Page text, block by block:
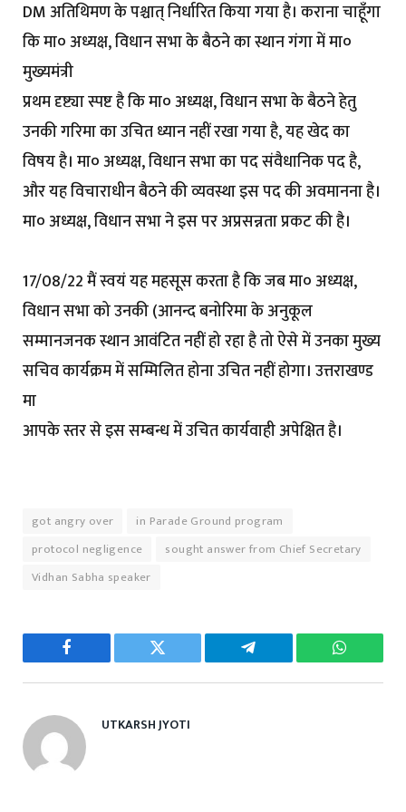
DM अतिथिमण के पश्चात् निर्धारित किया गया है। कराना चाहूँगा
कि मा० अध्यक्ष, विधान सभा के बैठने का स्थान गंगा में मा०
मुख्यमंत्री
प्रथम दृष्ट्या स्पष्ट है कि मा० अध्यक्ष, विधान सभा के बैठने हेतु
उनकी गरिमा का उचित ध्यान नहीं रखा गया है, यह खेद का
विषय है। मा० अध्यक्ष, विधान सभा का पद संवैधानिक पद है,
और यह विचाराधीन बैठने की व्यवस्था इस पद की अवमानना है।
मा० अध्यक्ष, विधान सभा ने इस पर अप्रसन्नता प्रकट की है।
17/08/22 मैं स्वयं यह महसूस करता है कि जब मा० अध्यक्ष,
विधान सभा को उनकी (आनन्द बनोरिमा के अनुकूल
सम्मानजनक स्थान आवंटित नहीं हो रहा है तो ऐसे में उनका मुख्य
सचिव कार्यक्रम में सम्मिलित होना उचित नहीं होगा। उत्तराखण्ड
मा
आपके स्तर से इस सम्बन्ध में उचित कार्यवाही अपेक्षित है।
got angry over
in Parade Ground program
protocol negligence
sought answer from Chief Secretary
Vidhan Sabha speaker
Facebook Twitter Telegram
UTKARSH JYOTI